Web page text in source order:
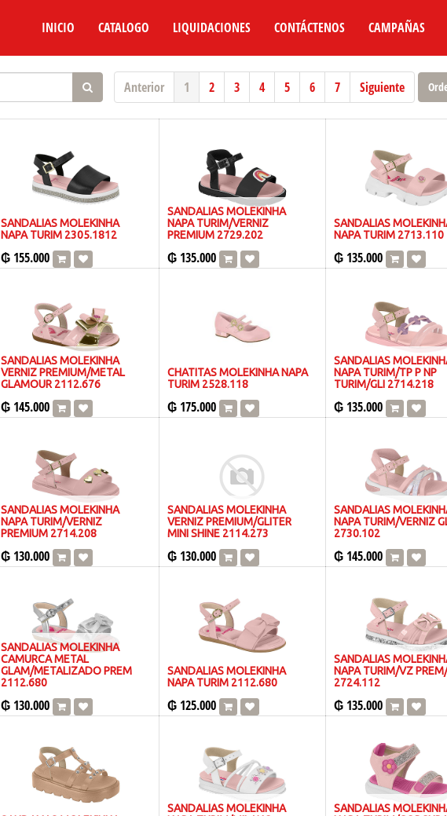
INICIO CATALOGO LIQUIDACIONES CONTÁCTENOS CAMPAÑAS
Anterior 1 2 3 4 5 6 7 Siguiente
SANDALIAS MOLEKINHA
NAPA TURIM 2305.1812
₲ 155.000
SANDALIAS MOLEKINHA
NAPA TURIM/VERNIZ
PREMIUM 2729.202
₲ 135.000
SANDALIAS
NAPA TURIM 2713.110
₲ 135.000
SANDALIAS MOLEKINHA
VERNIZ PREMIUM/METAL
GLAMOUR 2112.676
₲ 145.000
CHATITAS MOLEKINHA NAPA
TURIM 2528.118
₲ 175.000
SANDALIAS
NAPA TURIM/TP P NP
TURIM/GLI 2714.218
₲ 135.000
SANDALIAS MOLEKINHA
NAPA TURIM/VERNIZ
PREMIUM 2714.208
₲ 130.000
SANDALIAS MOLEKINHA
VERNIZ PREMIUM/GLITER
MINI SHINE 2114.273
₲ 130.000
SANDALIAS
NAPA TURIM/VERNIZ
2730.102
₲ 145.000
SANDALIAS MOLEKINHA
CAMURCA METAL
GLAM/METALIZADO PREM
2112.680
₲ 130.000
SANDALIAS MOLEKINHA
NAPA TURIM 2112.680
₲ 125.000
SANDALIAS
NAPA TURIM/VZ
2724.112
₲ 135.000
SANDALIAS MOLEKINHA
SANDALIAS